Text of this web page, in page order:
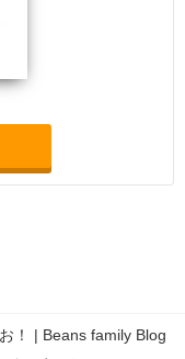
！ | Beans family Blog